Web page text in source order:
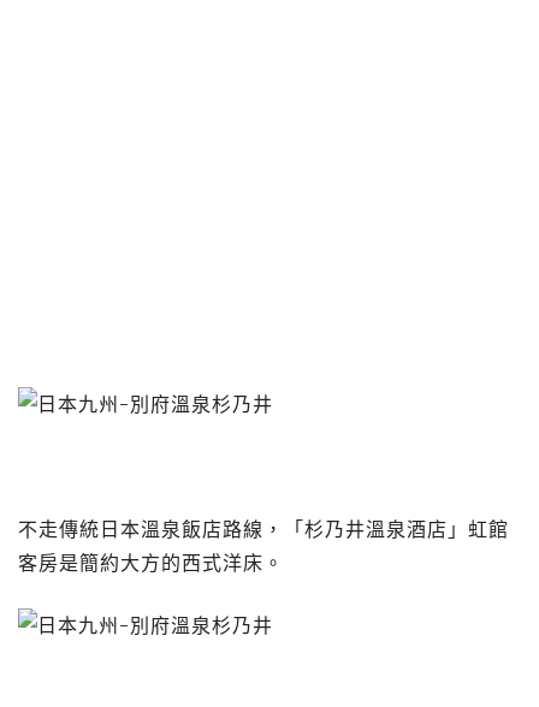
不走傳統日本溫泉飯店路線，「杉乃井溫泉酒店」虹館
客房是簡約大方的西式洋床。